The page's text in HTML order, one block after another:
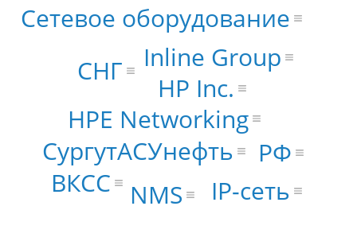
HPE Networking
СургутАСУнефть
HP Inc.
Inline Group
СНГ
ВКСС NMS
Сетевое оборудование
IP-сеть
РФ